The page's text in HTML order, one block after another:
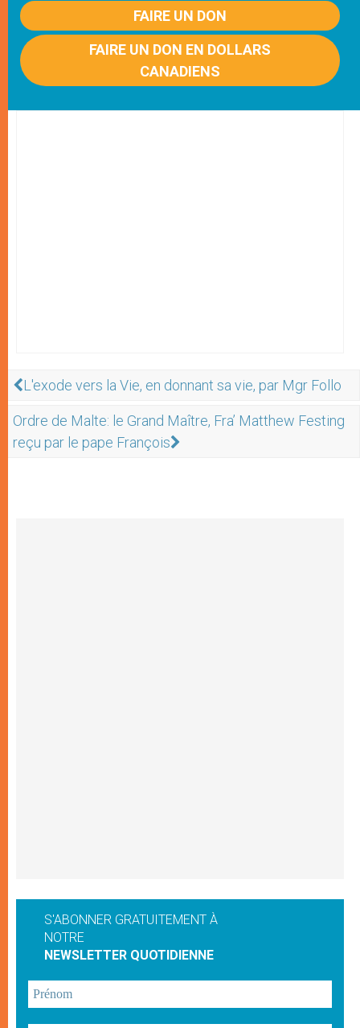
FAIRE UN DON
FAIRE UN DON EN DOLLARS
CANADIENS
L'exode vers la Vie, en donnant sa vie, par Mgr Follo
Ordre de Malte: le Grand Maître, Fra’ Matthew Festing
reçu par le pape François
S'ABONNER GRATUITEMENT À
NOTRE
NEWSLETTER QUOTIDIENNE